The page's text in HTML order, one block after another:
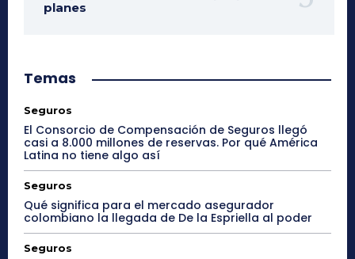
planes
Temas
Seguros
El Consorcio de Compensación de Seguros llegó
casi a 8.000 millones de reservas. Por qué América
Latina no tiene algo así
Seguros
Qué significa para el mercado asegurador
colombiano la llegada de De la Espriella al poder
Seguros